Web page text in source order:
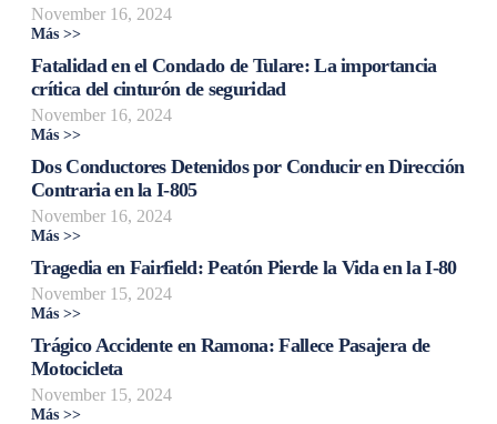
November 16, 2024
Más >>
Fatalidad en el Condado de Tulare: La importancia
crítica del cinturón de seguridad
November 16, 2024
Más >>
Dos Conductores Detenidos por Conducir en Dirección
Contraria en la I-805
November 16, 2024
Más >>
Tragedia en Fairfield: Peatón Pierde la Vida en la I-80
November 15, 2024
Más >>
Trágico Accidente en Ramona: Fallece Pasajera de
Motocicleta
November 15, 2024
Más >>